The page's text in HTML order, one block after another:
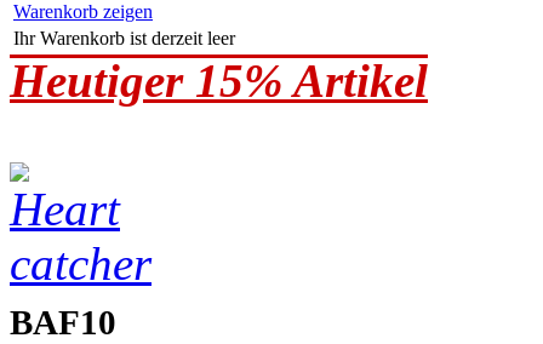
Warenkorb zeigen
Ihr Warenkorb ist derzeit leer
Heutiger 15% Artikel
BAF10